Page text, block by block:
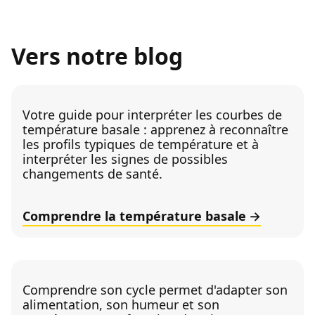
Vers notre blog
Votre guide pour interpréter les courbes de
température basale : apprenez à reconnaître
les profils typiques de température et à
interpréter les signes de possibles
changements de santé.
Comprendre la température basale
Comprendre son cycle permet d'adapter son
alimentation, son humeur et son